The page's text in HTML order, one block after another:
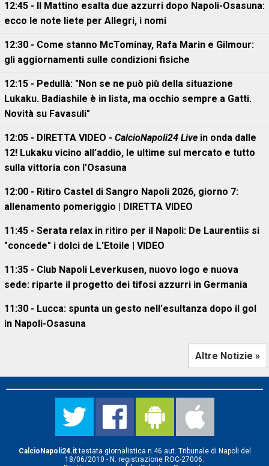
12:45 - Il Mattino esalta due azzurri dopo Napoli-Osasuna:
ecco le note liete per Allegri, i nomi
12:30 - Come stanno McTominay, Rafa Marin e Gilmour:
gli aggiornamenti sulle condizioni fisiche
12:15 - Pedullà: "Non se ne può più della situazione
Lukaku. Badiashile è in lista, ma occhio sempre a Gatti.
Novità su Favasuli"
12:05 - DIRETTA VIDEO - CalcioNapoli24 Live in onda dalle
12! Lukaku vicino all’addio, le ultime sul mercato e tutto
sulla vittoria con l’Osasuna
12:00 - Ritiro Castel di Sangro Napoli 2026, giorno 7:
allenamento pomeriggio | DIRETTA VIDEO
11:45 - Serata relax in ritiro per il Napoli: De Laurentiis si
"concede" i dolci de L'Etoile | VIDEO
11:35 - Club Napoli Leverkusen, nuovo logo e nuova
sede: riparte il progetto dei tifosi azzurri in Germania
11:30 - Lucca: spunta un gesto nell'esultanza dopo il gol
in Napoli-Osasuna
Altre Notizie »
CalcioNapoli24.ittestata giornalistica n.46 aut. Tribunale di Napoli del
18/06/2010 - N. registrazione ROC-27006.